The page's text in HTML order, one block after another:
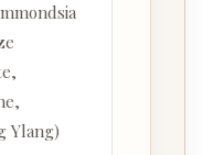
Ylang)